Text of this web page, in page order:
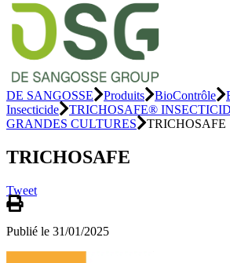
DE SANGOSSE Produits BioContrôle
Insecticide
TRICHOSAFE®
GRANDES CULTURES
TRICHOSAFE
TRICHOSAFE
Tweet
Publié le 31/01/2025